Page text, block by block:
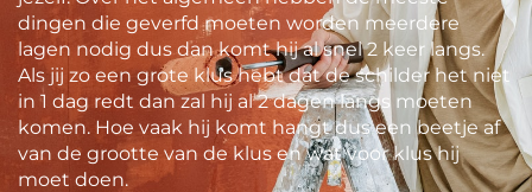
dingen die geverfd moeten worden meerdere
lagen nodig dus dan komt hij al snel 2 keer langs.
Als jij zo een grote klus hebt dat de schilder het niet
in 1 dag redt dan zal hij al 2 dagen langs moeten
komen. Hoe vaak hij komt hangt dus een beetje af
van de grootte van de klus en wat voor klus hij
moet doen.